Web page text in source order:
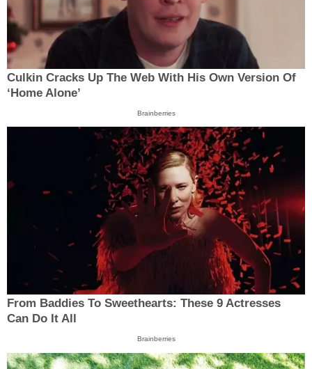
Culkin Cracks Up The Web With His Own Version Of
‘Home Alone’
Brainberries
From Baddies To Sweethearts: These 9 Actresses
Can Do It All
Brainberries